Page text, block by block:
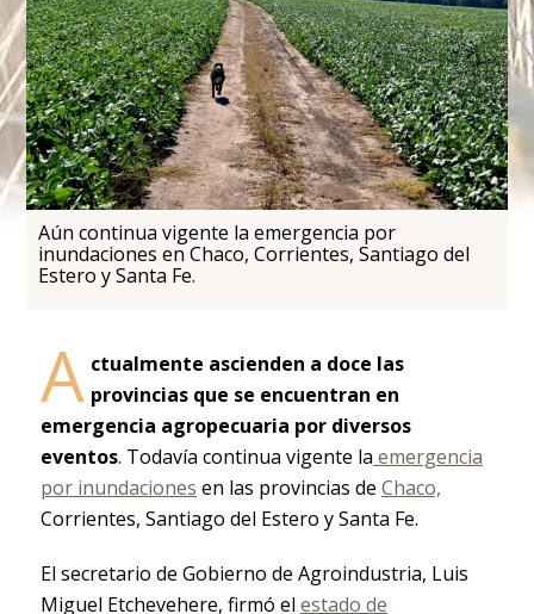
Aún continua vigente la emergencia por
inundaciones en Chaco, Corrientes, Santiago del
Estero y Santa Fe.
A ctualmente ascienden a doce las
provincias que se encuentran en
emergencia agropecuaria por diversos
eventos. Todavía continua vigente la emergencia
por inundaciones en las provincias de Chaco,
Corrientes, Santiago del Estero y Santa Fe.
El secretario de Gobierno de Agroindustria, Luis
Miguel Etchevehere, firmó el estado de